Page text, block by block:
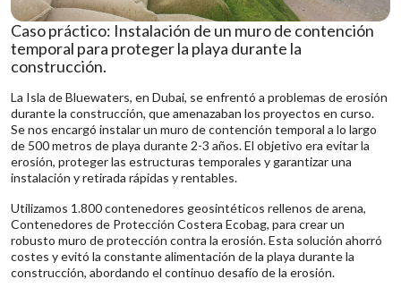
Caso práctico: Instalación de un muro de contención
temporal para proteger la playa durante la
construcción.
La Isla de Bluewaters, en Dubai, se enfrentó a problemas de erosión
durante la construcción, que amenazaban los proyectos en curso.
Se nos encargó instalar un muro de contención temporal a lo largo
de 500 metros de playa durante 2-3 años. El objetivo era evitar la
erosión, proteger las estructuras temporales y garantizar una
instalación y retirada rápidas y rentables.
Utilizamos 1.800 contenedores geosintéticos rellenos de arena,
Contenedores de Protección Costera Ecobag, para crear un
robusto muro de protección contra la erosión. Esta solución ahorró
costes y evitó la constante alimentación de la playa durante la
construcción, abordando el continuo desafío de la erosión.